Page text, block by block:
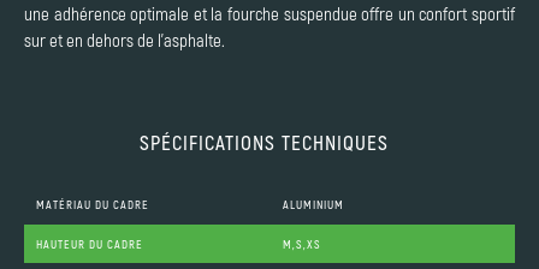
une adhérence optimale et la fourche suspendue offre un confort sportif
sur et en dehors de l'asphalte.
SPÉCIFICATIONS TECHNIQUES
MATÉRIAU DU CADRE ALUMINIUM
HAUTEUR DU CADRE M,S,XS